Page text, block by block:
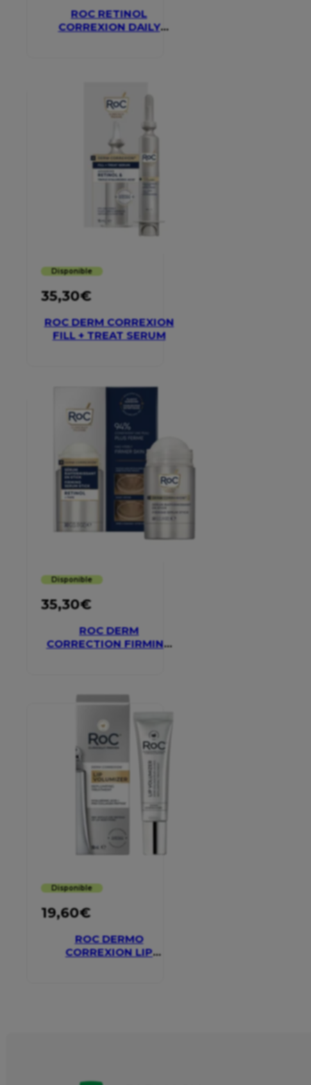
ROC RETINOL
CORREXION DAILY
Disponible
35,30€
ROC DERM CORREXION
FILL + TREAT SERUM
Disponible
35,30€
ROC DERM
CORRECTION FIRMING
Disponible
19,60€
ROC DERMO
CORREXION LIP